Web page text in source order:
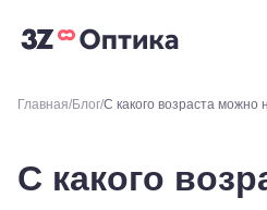
Главная Блог С какого возраста можно
С какого